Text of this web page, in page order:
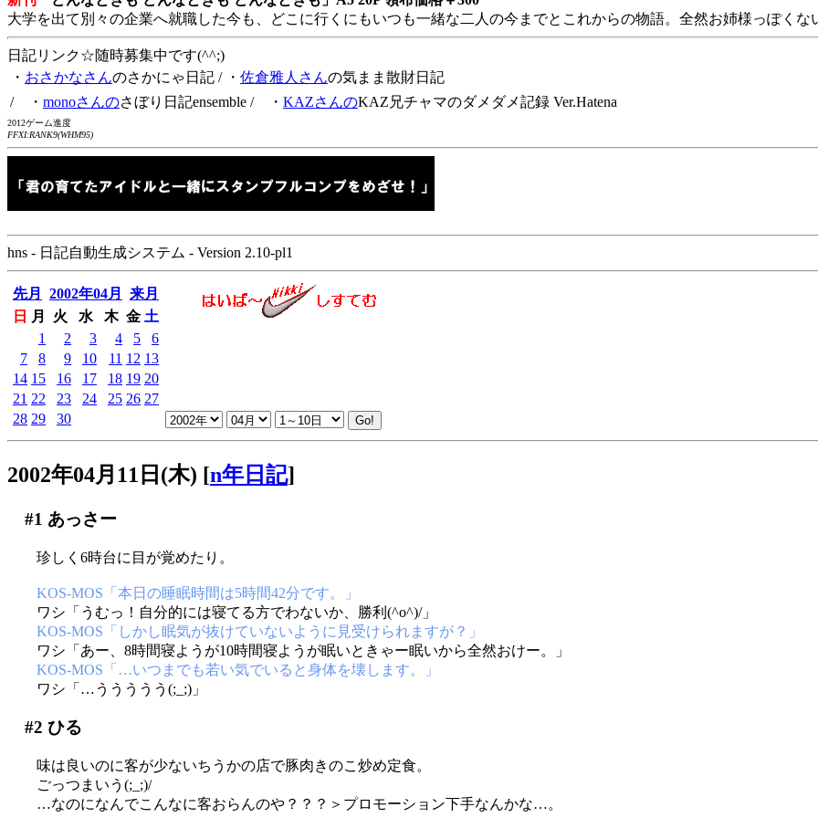
大学を出て別々の企業へ就職した今も、どこに行くにもいつも一緒な二人の今までとこれからの物語。全然お姉様っぽくな
日記リンク☆随時募集中です(^^;)
・ おさかなさんのさかにゃ日記 / ・ 佐倉雅人さんの気まま散財日記
/ ・ monoさんのさぼり日記ensemble / ・ KAZさんのKAZ兄チャマのダメダメ記録 Ver.Hatena
2012ゲーム進度
FFXI:RANK9(WHM95)
hns - 日記自動生成システム - Version 2.10-pl1
先月 2002年04月
来月
日
月 火 水 木 金 土
1
2 3 4 5
6
7
8 9 10 11 12 13
14 15 16 17 18 19 20
21 22 23 24 25 26 27
28 29 30
2002年04月11日(木) [n年日記]
#1 あっさー
珍しく6時台に目が覚めたり。
KOS-MOS「本日の睡眠時間は5時間42分です。」
ワシ「うむっ！自分的には寝てる方でわないか、勝利(^o^)/」
KOS-MOS「しかし眠気が抜けていないように見受けられますが？」
ワシ「あー、8時間寝ようが10時間寝ようが眠いときゃー眠いから全然おけー。」
KOS-MOS「…いつまでも若い気でいると身体を壊します。」
ワシ「…ううううう(;_;)」
#2 ひる
味は良いのに客が少ないちうかの店で豚肉きのこ炒め定食。
ごっつまいう(;_;)/
…なのになんでこんなに客おらんのや？？？＞プロモーション下手なんかな…。